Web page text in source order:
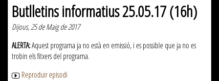
Butlletins informatius 25.05.17 (16h)
Dijous, 25 de Maig de 2017
ALERTA:Aquest programa ja no està en emissió, i es possible que ja no es
trobin els fitxers del programa.
Reproduir episodi